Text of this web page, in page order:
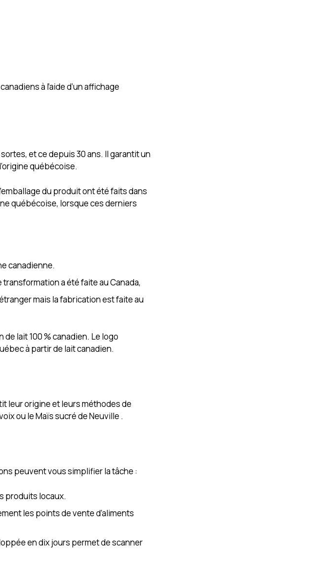
à l’aide d’un affichage
et ce depuis 30 ans. Il garantit un
québécoise.
du produit ont été faits dans
québécoise, lorsque ces derniers
canadienne.
transformation a été faite au Canada,
mais la fabrication est faite au
de lait 100 % canadien. Le logo
à partir de lait canadien.
leur origine et leurs méthodes de
ou le Maïs sucré de Neuville .
peuvent vous simplifier la tâche :
produits locaux.
les points de vente d’aliments
en dix jours permet de scanner